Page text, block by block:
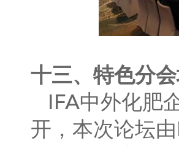
十三、特色分
IFA中外化肥
开，本次论坛